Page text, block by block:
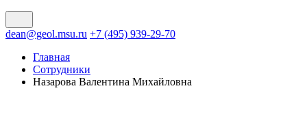
dean@geol.msu.ru +7 (495) 939-29-70
Главная
Сотрудники
Назарова Валентина Михайловна